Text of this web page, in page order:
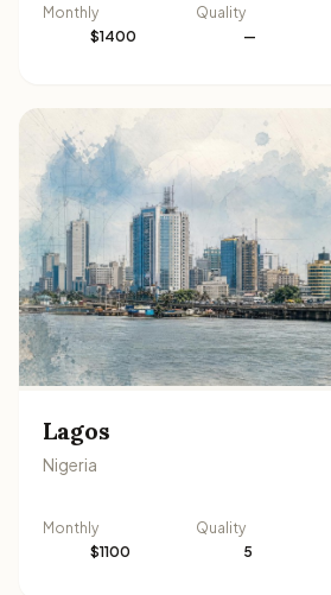
Monthly
$1400
Quality
—
Lagos
Nigeria
Monthly
$1100
Quality
5